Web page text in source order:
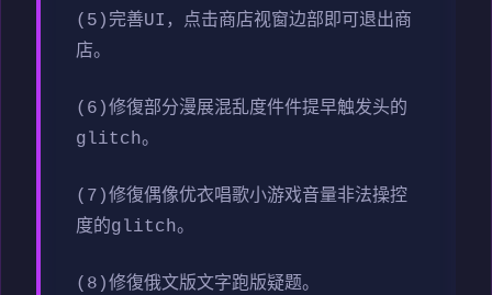
(5)完善UI，点击商店视窗边部即可退出商
店。
(6)修復部分漫展混乱度件件提早触发头的
glitch。
(7)修復偶像优衣唱歌小游戏音量非法操控
度的glitch。
(8)修復俄文版文字跑版疑题。